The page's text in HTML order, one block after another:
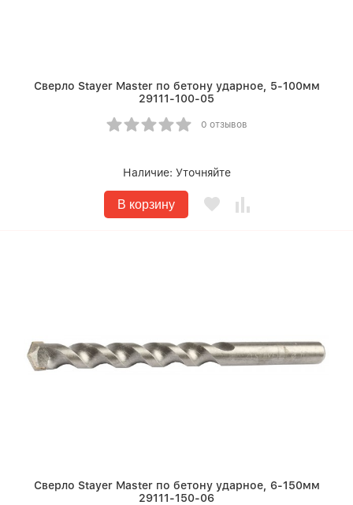
Сверло Stayer Master по бетону ударное, 5-100мм
29111-100-05
0 отзывов
Наличие: Уточняйте
В корзину
Сверло Stayer Master по бетону ударное, 6-150мм
29111-150-06